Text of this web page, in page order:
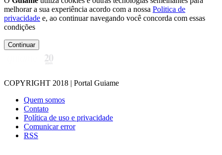
melhorar a sua experiência acordo com a nossa Politica de
privacidade e, ao continuar navegando você concorda com essas
condições
Continuar
COPYRIGHT 2018 | Portal Guiame
Quem somos
Contato
Política de uso e privacidade
Comunicar error
RSS